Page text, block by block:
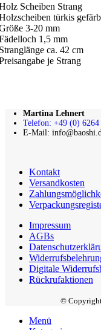
Scheiben Strang
türkis
3-20 mm
1,5 mm
ca. 42 cm
je Strang
Martina Lehnert
Telefon: +49 (0) 6264
E-Mail:
Kontakt
Versandkosten
Impressum
AGBs
Digitale
Rückrufaktionen
©
Menü